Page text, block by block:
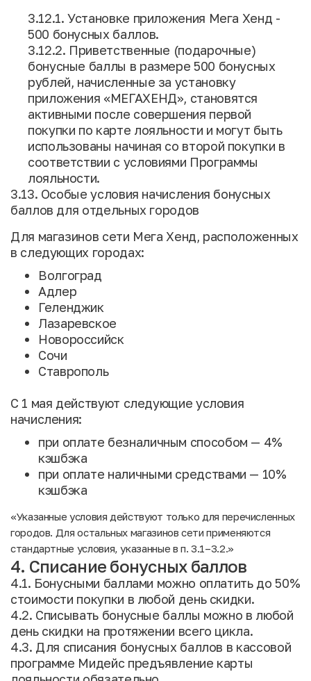
3.12.1. Установке приложения Мега Хенд -
500 бонусных баллов.
3.12.2. Приветственные (подарочные)
бонусные баллы в размере 500 бонусных
рублей, начисленные за установку
приложения «МЕГАХЕНД», становятся
активными после совершения первой
покупки по карте лояльности и могут быть
использованы начиная со второй покупки в
соответствии с условиями Программы
лояльности.
3.13. Особые условия начисления бонусных
баллов для отдельных городов
Для магазинов сети Мега Хенд, расположенных
в следующих городах:
Волгоград
Адлер
Геленджик
Лазаревское
Новороссийск
Сочи
Ставрополь
С 1 мая действуют следующие условия
начисления:
при оплате безналичным способом — 4%
кэшбэка
при оплате наличными средствами — 10%
кэшбэка
«Указанные условия действуют только для перечисленных
городов. Для остальных магазинов сети применяются
стандартные условия, указанные в п. 3.1–3.2.»
4. Списание бонусных баллов
4.1. Бонусными баллами можно оплатить до 50%
стоимости покупки в любой день скидки.
4.2. Списывать бонусные баллы можно в любой
день скидки на протяжении всего цикла.
4.3. Для списания бонусных баллов в кассовой
программе Мидейс предъявление карты